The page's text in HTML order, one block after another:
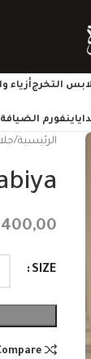
التخرجأزياء
ينفورم
الرئيسية
400,00
SIZE